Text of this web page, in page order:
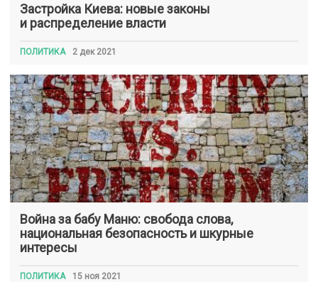
Застройка Киева: новые законы
и распределение власти
ПОЛИТИКА 2 дек 2021
Война за бабу Маню: свобода слова,
национальная безопасность и шкурные
интересы
ПОЛИТИКА 15 ноя 2021